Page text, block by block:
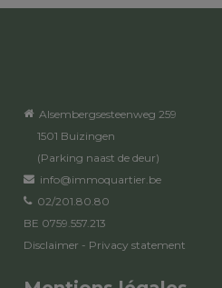
Alsembergsesteenweg 259
1501 Buizingen
(Parking naast de deur)
info@immoquartier.be
02/201.80.80
BE 0759.557.213
Disclaimer - Privacy statement